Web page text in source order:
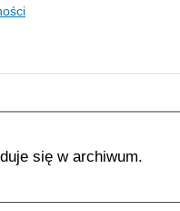
się w archiwum.